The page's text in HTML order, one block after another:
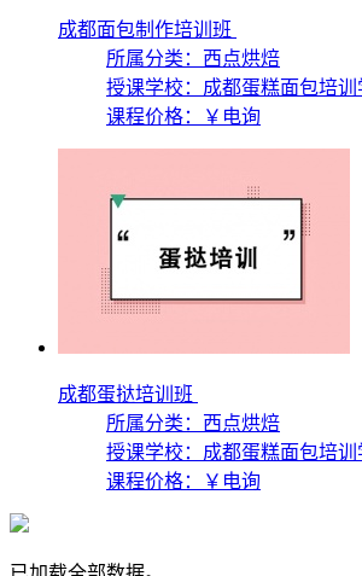
成都面包制作培训班
所属分类：西点烘焙
授课学校： 成都蛋糕面包培训
课程价格：
￥电询
成都蛋挞培训班
所属分类：西点烘焙
授课学校： 成都蛋糕面包培训
课程价格：
￥电询